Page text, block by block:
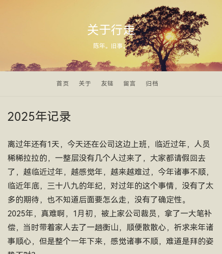
关于行走
陈年。旧事。
首页 关于 友链 留言 归档
2025年记录
离过年还有1天，今天还在公司这边上班，临近过年，人员
稀稀拉拉的，一整层没有几个人过来了，大家都请假回去
了，越临近过年，越感觉年，越来越难过，今年诸事不顺，
临近年底，三十八九的年纪，对过年的这个事情，没有了太
多的期待，也不知道后面要怎么走，没有了确定性。
2025年，真难啊，1月初，被上家公司裁员，拿了一大笔补
偿，当时带着家人去了一趟衡山，顺便散散心，祈求来年诸
事顺心，但是整个一年下来，感觉诸事不顺，难道是拜的姿